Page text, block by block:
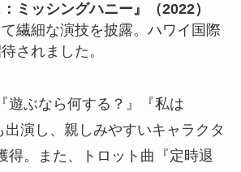
：ミッシングハニー』（2022）
繊細な演技を披露。ハワイ国際
されました。
遊ぶなら何する？』『私は
出演し、親しみやすいキャラクタ
得。また、トロット曲『定時退